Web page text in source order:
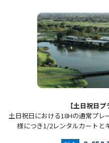
【土日祝日
土日祝日における18Hの通常プレ
様につき1/2レンタルカートと